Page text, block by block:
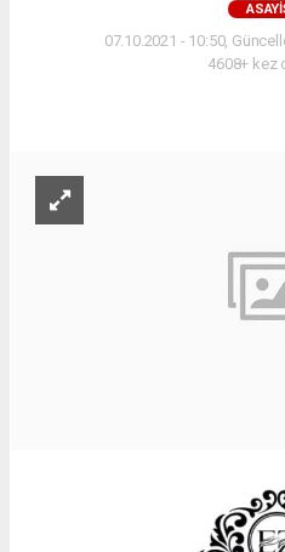
07.10.2021 - 10:50,
4608+ kez